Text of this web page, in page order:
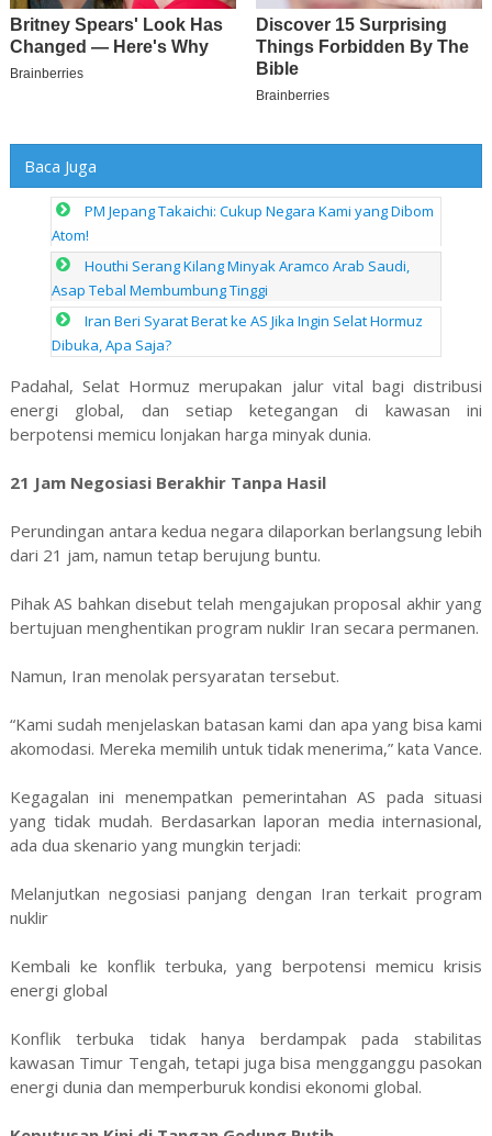
Baca Juga
PM Jepang Takaichi: Cukup Negara Kami yang Dibom
Atom!
Houthi Serang Kilang Minyak Aramco Arab Saudi,
Asap Tebal Membumbung Tinggi
Iran Beri Syarat Berat ke AS Jika Ingin Selat Hormuz
Dibuka, Apa Saja?
Padahal, Selat Hormuz merupakan jalur vital bagi distribusi
energi global, dan setiap ketegangan di kawasan ini
berpotensi memicu lonjakan harga minyak dunia.
21 Jam Negosiasi Berakhir Tanpa Hasil
Perundingan antara kedua negara dilaporkan berlangsung lebih
dari 21 jam, namun tetap berujung buntu.
Pihak AS bahkan disebut telah mengajukan proposal akhir yang
bertujuan menghentikan program nuklir Iran secara permanen.
Namun, Iran menolak persyaratan tersebut.
“Kami sudah menjelaskan batasan kami dan apa yang bisa kami
akomodasi. Mereka memilih untuk tidak menerima,” kata Vance.
Kegagalan ini menempatkan pemerintahan AS pada situasi
yang tidak mudah. Berdasarkan laporan media internasional,
ada dua skenario yang mungkin terjadi:
Melanjutkan negosiasi panjang dengan Iran terkait program
nuklir
Kembali ke konflik terbuka, yang berpotensi memicu krisis
energi global
Konflik terbuka tidak hanya berdampak pada stabilitas
kawasan Timur Tengah, tetapi juga bisa mengganggu pasokan
energi dunia dan memperburuk kondisi ekonomi global.